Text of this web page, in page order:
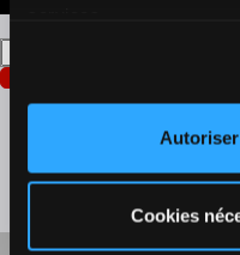
Cookies
Date